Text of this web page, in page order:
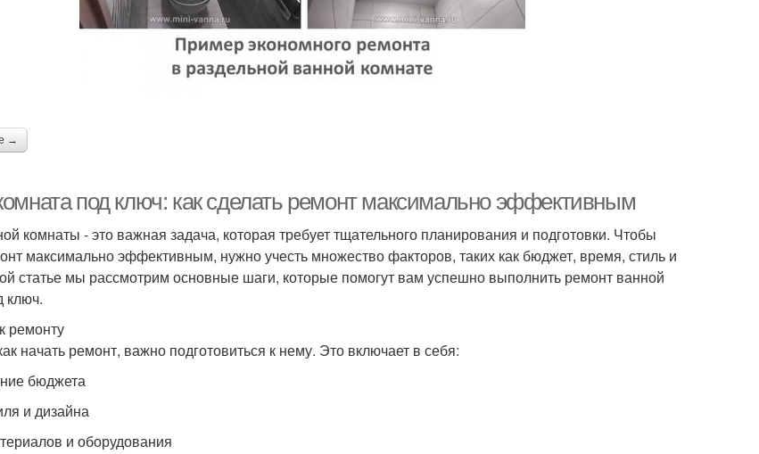
→
под ключ: как сделать ремонт максимально эффективным
комнаты - это важная задача, которая требует тщательного планирования и подготовки. Чтобы
максимально эффективным, нужно учесть множество факторов, таких как бюджет, время, стиль и
статье мы рассмотрим основные шаги, которые помогут вам успешно выполнить ремонт ванной
ключ.
ремонту
начать ремонт, важно подготовиться к нему. Это включает в себя:
бюджета
и дизайна
и оборудования